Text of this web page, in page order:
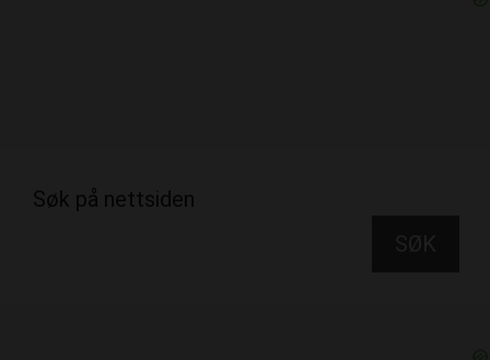
Søk på nettsiden